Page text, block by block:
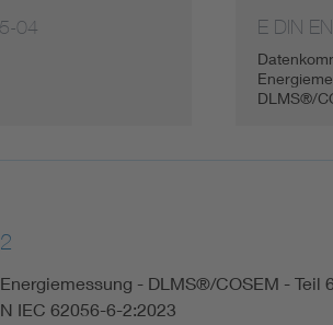
04 E DIN
DLMS®/
- DLMS®/COSEM - Teil
IEC 62056-6-2:2023